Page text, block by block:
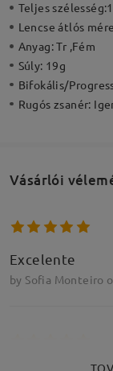
Teljes szélesség:
Lencse átlós
Anyag:Tr ,Fém
Súly: 19g
Bifokális/
Rugós zsanér:
Vásárlói
Excelente
by Sofia Monteiro